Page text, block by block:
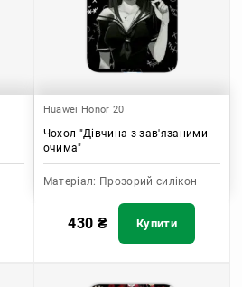
Huawei Honor 20
Чохол "Дівчина з зав'язаними
очима"
Матеріал: Прозорий силікон
430 ₴ Купити